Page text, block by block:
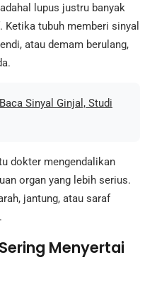
lupus justru banyak
tubuh memberi sinyal
atau demam berulang,
Sinyal Ginjal, Studi
dokter mengendalikan
organ yang lebih serius.
jantung, atau saraf
Menyertai